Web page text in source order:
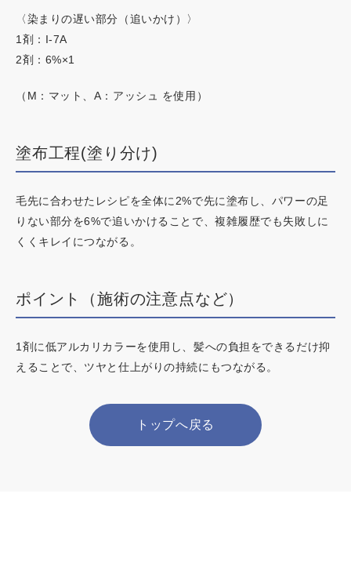
〈染まりの遅い部分（追いかけ）〉
1剤：I-7A
2剤：6%×1
（M：マット、A：アッシュ を使用）
塗布工程(塗り分け)
毛先に合わせたレシピを全体に2%で先に塗布し、パワーの足
りない部分を6%で追いかけることで、複雑履歴でも失敗しに
くくキレイにつながる。
ポイント（施術の注意点など）
1剤に低アルカリカラーを使用し、髪への負担をできるだけ抑
えることで、ツヤと仕上がりの持続にもつながる。
トップへ戻る